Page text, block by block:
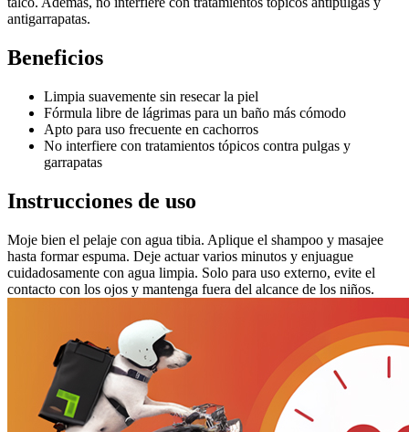
antigarrapatas.
Beneficios
Limpia suavemente sin resecar la piel
Fórmula libre de lágrimas para un baño más cómodo
Apto para uso frecuente en cachorros
No interfiere con tratamientos tópicos contra pulgas y
garrapatas
Instrucciones de uso
Moje bien el pelaje con agua tibia. Aplique el shampoo y masajee
hasta formar espuma. Deje actuar varios minutos y enjuague
cuidadosamente con agua limpia. Solo para uso externo, evite el
contacto con los ojos y mantenga fuera del alcance de los niños.